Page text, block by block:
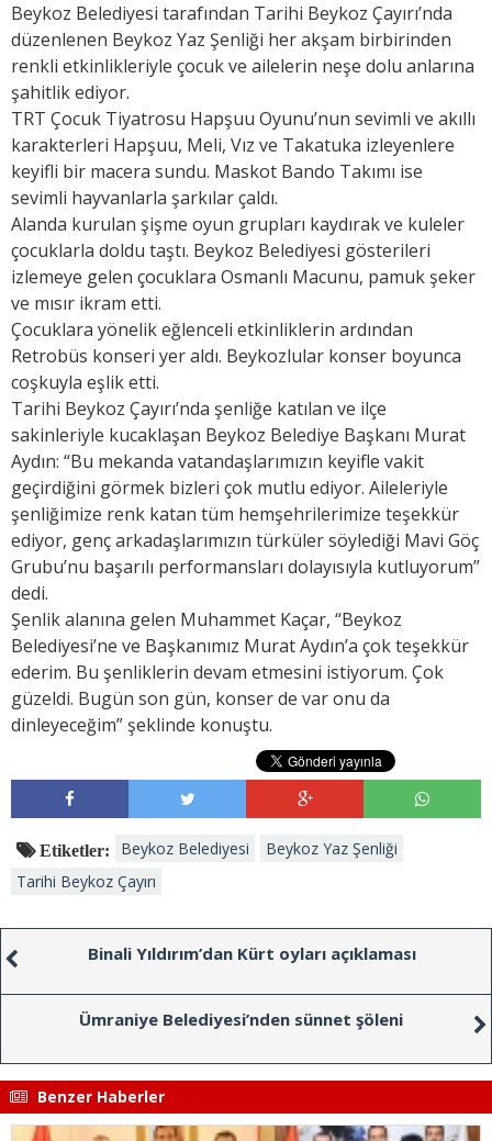
Beykoz Belediyesi tarafından Tarihi Beykoz Çayırı’nda
düzenlenen Beykoz Yaz Şenliği her akşam birbirinden
renkli etkinlikleriyle çocuk ve ailelerin neşe dolu anlarına
şahitlik ediyor.
TRT Çocuk Tiyatrosu Hapşuu Oyunu’nun sevimli ve akıllı
karakterleri Hapşuu, Meli, Vız ve Takatuka izleyenlere
keyifli bir macera sundu. Maskot Bando Takımı ise
sevimli hayvanlarla şarkılar çaldı.
Alanda kurulan şişme oyun grupları kaydırak ve kuleler
çocuklarla doldu taştı. Beykoz Belediyesi gösterileri
izlemeye gelen çocuklara Osmanlı Macunu, pamuk şeker
ve mısır ikram etti.
Çocuklara yönelik eğlenceli etkinliklerin ardından
Retrobüs konseri yer aldı. Beykozlular konser boyunca
coşkuyla eşlik etti.
Tarihi Beykoz Çayırı’nda şenliğe katılan ve ilçe
sakinleriyle kucaklaşan Beykoz Belediye Başkanı Murat
Aydın: “Bu mekanda vatandaşlarımızın keyifle vakit
geçirdiğini görmek bizleri çok mutlu ediyor. Aileleriyle
şenliğimize renk katan tüm hemşehrilerimize teşekkür
ediyor, genç arkadaşlarımızın türküler söylediği Mavi Göç
Grubu’nu başarılı performansları dolayısıyla kutluyorum”
dedi.
Şenlik alanına gelen Muhammet Kaçar, “Beykoz
Belediyesi’ne ve Başkanımız Murat Aydın’a çok teşekkür
ederim. Bu şenliklerin devam etmesini istiyorum. Çok
güzeldi. Bugün son gün, konser de var onu da
dinleyeceğim” şeklinde konuştu.
Etiketler: Beykoz Belediyesi
Beykoz Yaz Şenliği
Tarihi Beykoz Çayırı
Binali Yıldırım’dan Kürt oyları açıklaması
Ümraniye Belediyesi’nden sünnet şöleni
Benzer Haberler